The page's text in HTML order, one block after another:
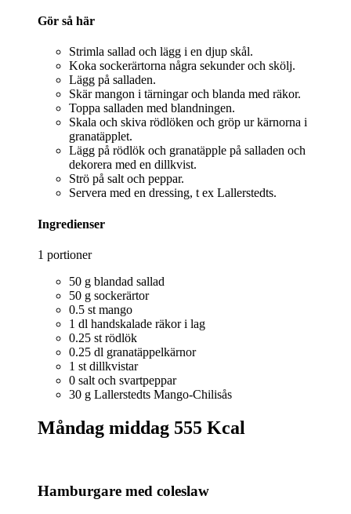
Gör så här
Strimla sallad och lägg i en djup skål.
Koka sockerärtorna några sekunder och skölj.
Lägg på salladen.
Skär mangon i tärningar och blanda med räkor.
Toppa salladen med blandningen.
Skala och skiva rödlöken och gröp ur kärnorna i
granatäpplet.
Lägg på rödlök och granatäpple på salladen och
dekorera med en dillkvist.
Strö på salt och peppar.
Servera med en dressing, t ex Lallerstedts.
Ingredienser
1 portioner
50 g blandad sallad
50 g sockerärtor
0.5 st mango
1 dl handskalade räkor i lag
0.25 st rödlök
0.25 dl granatäppelkärnor
1 st dillkvistar
0 salt och svartpeppar
30 g Lallerstedts Mango-Chilisås
Måndag middag 555 Kcal
Hamburgare med coleslaw